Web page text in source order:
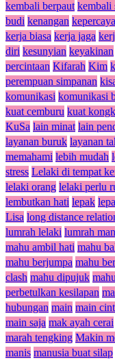
kembali berpaut kembali
budi kenangan
kerja biasa kerja jaga
diri kesunyian keyakinan
percintaan Kifarah Kim
perempuan simpanan
komunikasi komunikasi
kuat cemburu kuat
KuSa lain minat lain
layanan buruk layanan
memahami lebih mudah
stress Lelaki di tempat
lelaki orang lelaki perlu
lembutkan hati lepak
Lisa long distance
lumrah lelaki lumrah
mahu ambil hati mahu
mahu berjumpa mahu
clash mahu dipujuk
perbetulkan kesilapan
hubungan main main
main saja mak ayah cerai
marah tengking Makin
manis manusia buat silap